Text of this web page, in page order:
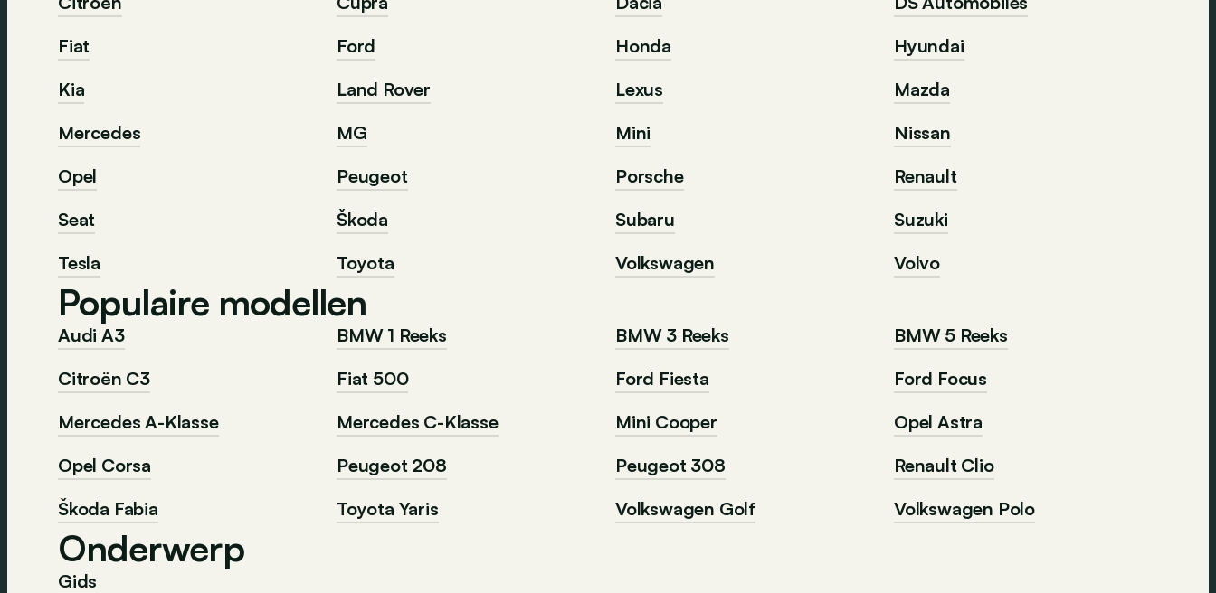
Fiat
Ford Honda
Hyundai
Kia
Land Rover Lexus
Mazda
Mercedes
MG Mini
Nissan
Opel
Peugeot Porsche
Renault
Seat
Škoda Subaru
Suzuki
Tesla
Toyota Volkswagen Volvo
Populaire modellen
Audi A3 BMW 1 Reeks BMW 3 Reeks
BMW 5 Reeks
Citroën C3
Fiat 500 Ford Fiesta
Ford Focus
Mercedes A-Klasse
Mercedes C-Klasse Mini Cooper
Opel Astra
Opel Corsa
Peugeot 208 Peugeot 308
Renault Clio
Škoda Fabia
Toyota Yaris Volkswagen Golf Volkswagen Polo
Onderwerp
Gids